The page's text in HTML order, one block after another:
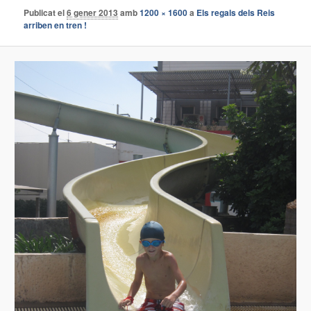
Publicat el6 gener 2013 amb1200 × 1600a Els regals dels Reis
arriben en tren !